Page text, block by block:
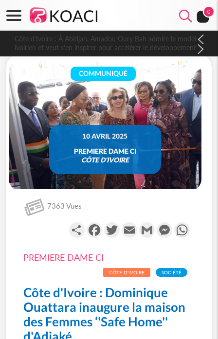
0
Côte d'Ivoire : À Abidjan, Amadou Oury Bah admire le modèle
ivoirien et veut s'en inspirer pour accélérer le développement
de la Guinée
COMMUNIQUÉ
10 AVRIL 2025
PREMIERE DAME CI
CÔTE D'IVOIRE
7363 Vues
PartagerFacebookTwitterEmail Gmail Messenger
PREMIERE DAME CI
CÔTE D'IVOIRE SOCIÉTÉ
Côte d'Ivoire : Dominique
Ouattara inaugure la maison
des Femmes ‘'Safe Home''